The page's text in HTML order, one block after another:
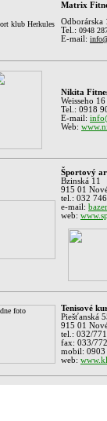
Matrix
Odborárska
Tel.: 0948
E-mail:
Nikita
Weisseho 16
Tel.: 0918
E-mail:
Web:
Športový
Bzinská 11
915 01
tel.: 032
e-mail:
web:
Tenisové
Piešťanská
915 01
tel.: 032/
fax: 033/
mobil: 0903
web: